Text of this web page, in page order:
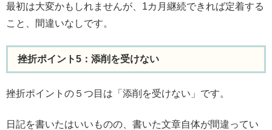
最初は大変かもしれませんが、1カ月継続できれば定着する
こと、間違いなしです。
挫折ポイント5：添削を受けない
挫折ポイントの５つ目は「添削を受けない」です。
日記を書いたはいいものの、書いた文章自体が間違ってい